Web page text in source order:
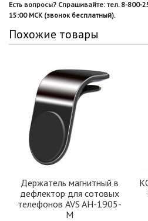
Есть вопросы? Спрашивайте: тел. 8-
15:00 МСК (звонок бесплатный).
Похожие товары
Держатель магнитный в
дефлектор для сотовых
телефонов AVS AH-1905-
M